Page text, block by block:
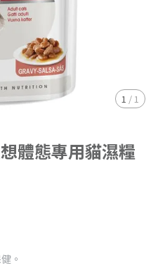
1 / 1
體態專用貓濕糧
。